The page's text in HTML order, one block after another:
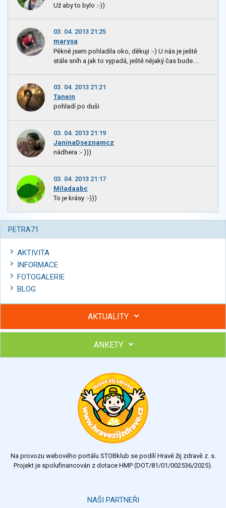
Už aby to bylo :-))
03. 04. 2013 21:25
marysa
Pěkně jsem pohladila oko, děkuji :-) U nás je ještě
stále sníh a jak to vypadá, ještě nějaký čas bude....
03. 04. 2013 21:21
Tanein
pohladí po duši
03. 04. 2013 21:19
JaninaDseznamcz
nádhera :- )))
03. 04. 2013 21:17
Miladaabc
To je krásy :-)))
PETRA71
AKTIVITA
INFORMACE
FOTOGALERIE
BLOG
AKTUALITY
Hubněte s podporou lektorky a skupiny v kurzech STOBu
Chcete poradit s hubnutím? Najděte si odborníka STOBu ve
ANKETY
Výsledky Všechny ankety
Na provozu webového portálu STOBklub se podílí Hravě žij zdravě z. s.
Projekt je spolufinancován z dotace HMP (DOT/81/01/002536/2025).
NAŠI PARTNEŘI